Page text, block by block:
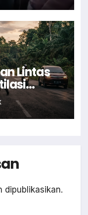
Lintas
dipublikasikan.